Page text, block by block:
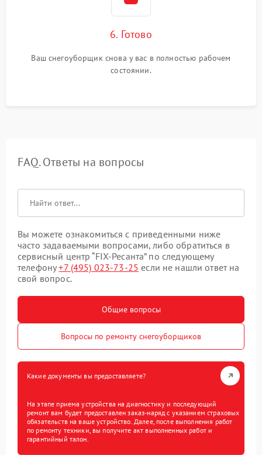
6. Готово
Ваш снегоуборщик снова у вас в полностью рабочем
состоянии.
FAQ. Ответы на вопросы
Вы можете ознакомиться с приведенными ниже
часто задаваемыми вопросами, либо обратиться в
сервисный центр “FIX-Ресанта” по следующему
телефону+7 (495) 023-73-25 если не нашли ответ на
свой вопрос.
Общие вопросы
Вопросы по ремонту снегоуборщиков
Какие документы вы предоставляете?
На этапе приема устройства на диагностику и последующий
ремонт вам будет предоставлен заказ-наряд с указанием страховых
обязательств на ваше устройство. Далее, после выполнения работ
по ремонту техники, вы получите акт выполненных работ и
гарантийный талон.